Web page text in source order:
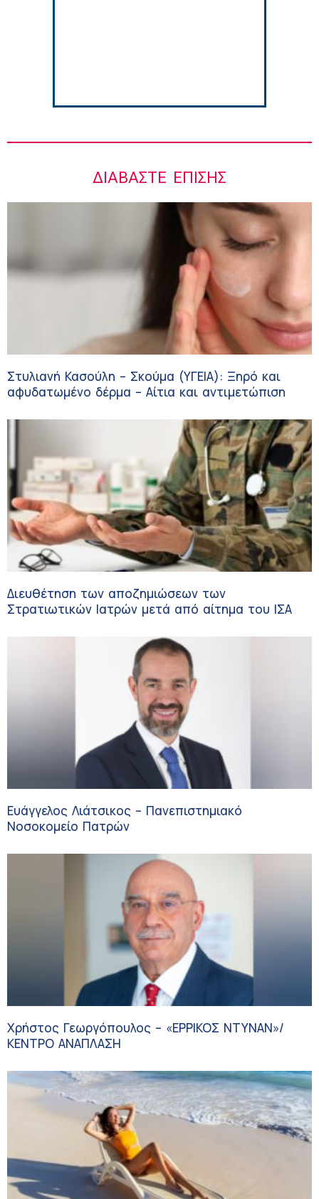
ΔΙΑΒΆΣΤΕ ΕΠΊΣΗΣ
Στυλιανή Κασούλη – Σκούμα (ΥΓΕΙΑ): Ξηρό και
αφυδατωμένο δέρμα – Αίτια και αντιμετώπιση
Διευθέτηση των αποζημιώσεων των
Στρατιωτικών Ιατρών μετά από αίτημα του ΙΣΑ
Ευάγγελος Λιάτσικος – Πανεπιστημιακό
Νοσοκομείο Πατρών
Χρήστος Γεωργόπουλος – «ΕΡΡΙΚΟΣ ΝΤΥΝΑΝ»/
ΚΕΝΤΡΟ ΑΝΑΠΛΑΣΗ